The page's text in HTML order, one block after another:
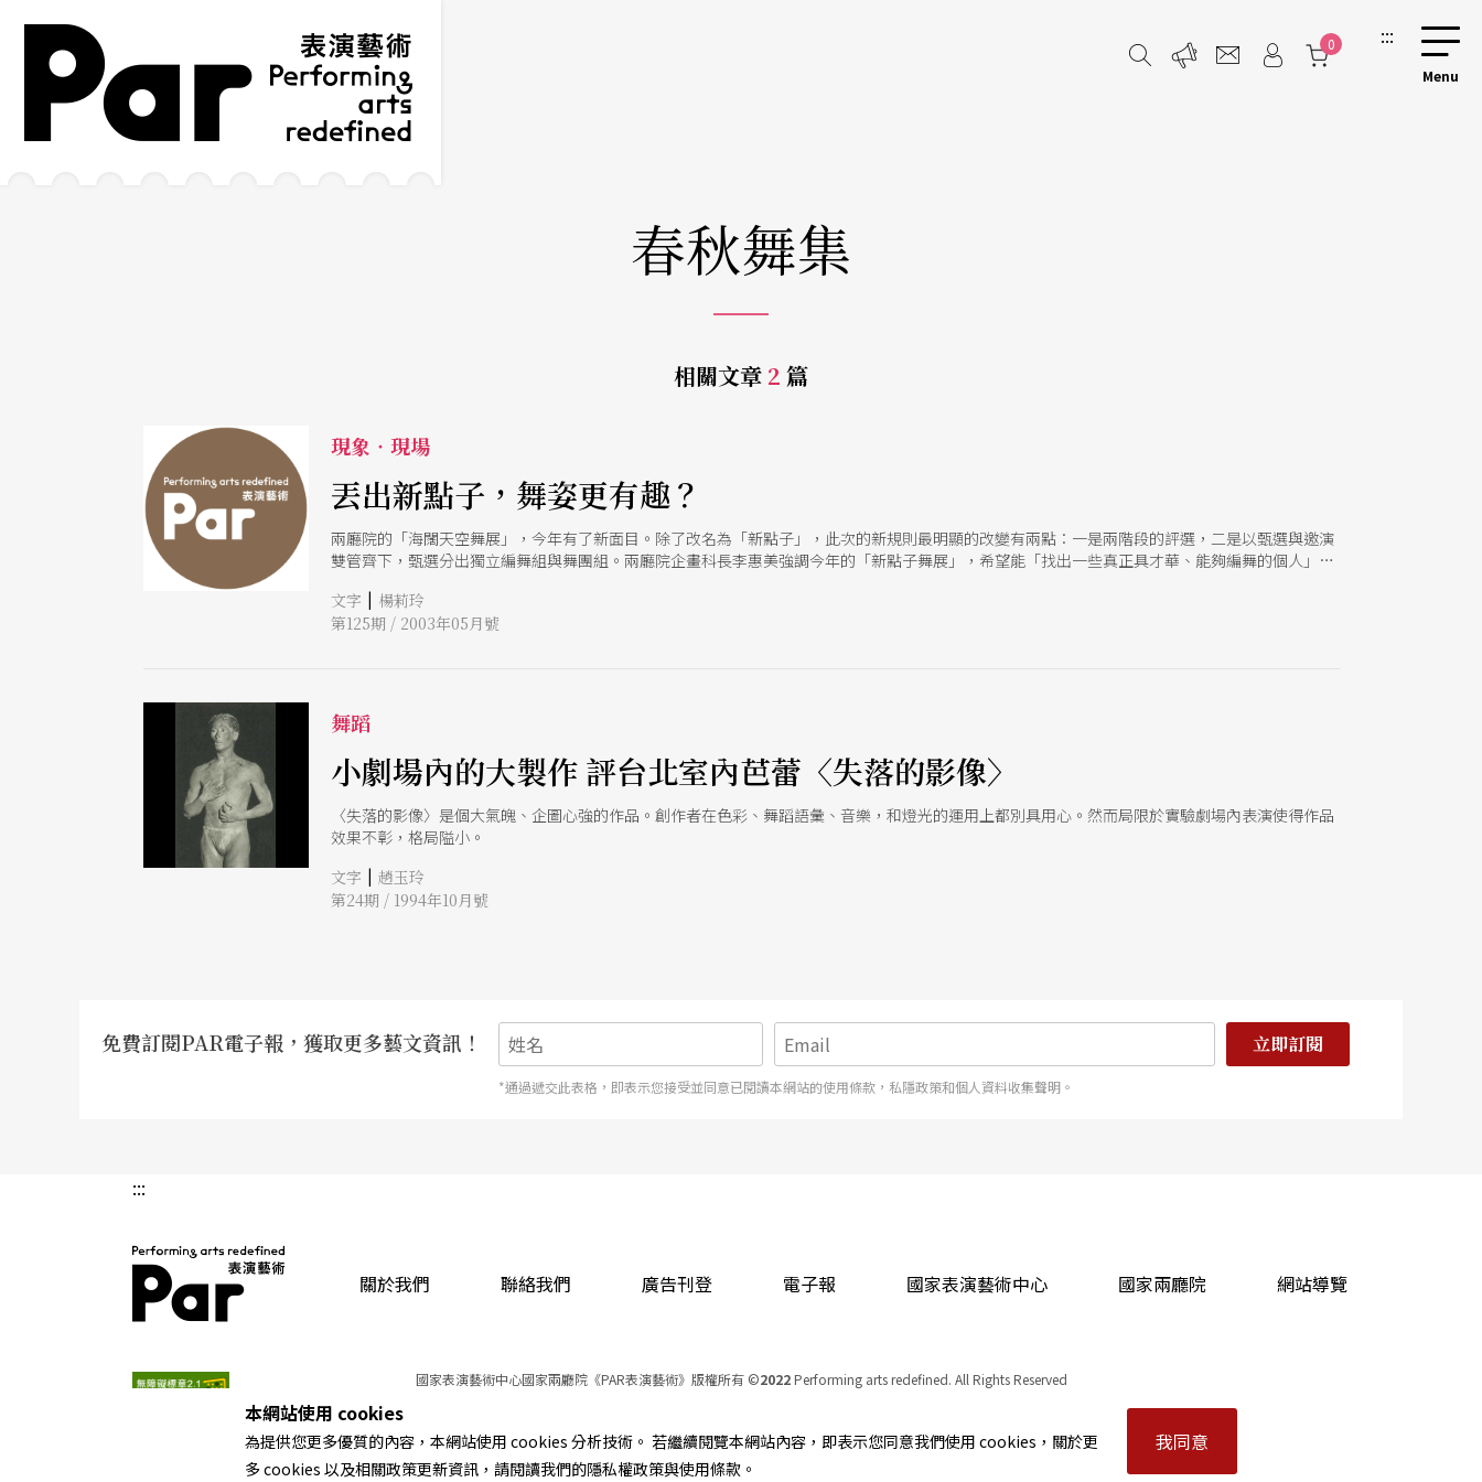
跳到主要內容區塊
網站導覽
0 :::
春秋舞集
相關文章 2 篇
現象‧現場
丟出新點子，舞姿更有趣？
兩廳院的「海闊天空舞展」，今年有了新面目。除了改名為「新點子」，此次的新規則最明顯的改變有兩點：一是兩階段的評選，二是以甄選與邀演
雙管齊下，甄選分出獨立編舞組與舞團組。兩廳院企畫科長李惠美強調今年的「新點子舞展」，希望能「找出一些真正具才華、能夠編舞的個人」，
文字 | 楊莉玲
第125期 / 2003年05月號
舞蹈
小劇場內的大製作 評台北室內芭蕾〈失落的影像〉
〈失落的影像〉是個大氣魄、企圖心強的作品。創作者在色彩、舞蹈語彙、音樂，和燈光的運用上都別具用心。然而局限於實驗劇場內表演使得作品
效果不彰，格局隘小。
文字 | 趙玉玲
第24期 / 1994年10月號
免費訂閱PAR電子報，獲取更多藝文資訊！ 立即訂閱
*通過遞交此表格，即表示您接受並同意已閱讀本網站的使用條款，私隱政策和個人資料收集聲明。
:::
關於我們 聯絡我們 廣告刊登 電子報 國家表演藝術中心 國家兩廳院 網站導覽
國家表演藝術中心國家兩廳院《PAR表演藝術》版權所有©2022Performing arts redefined. All Rights Reserved
本站所提供相關演出資訊，如有異動應以主辦單位公告為準。
服務條款 ｜ 隱私權聲明
本網站使用 cookies
為提供您更多優質的內容，本網站使用 cookies 分析技術。 若繼續閱覽本網站內容，即表示您同意我們使用 cookies，關於更
多 cookies 以及相關政策更新資訊，請閱讀我們的隱私權政策與使用條款。
我同意